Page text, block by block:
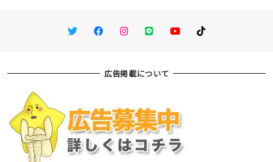
TwitterFacebookInstagram
LINE You TubeTikTok
広告掲載について